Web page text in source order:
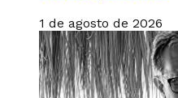
1 de agosto de 2026